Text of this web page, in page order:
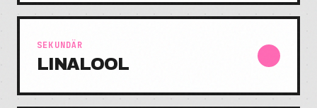
SEKUNDÄR
LINALOOL